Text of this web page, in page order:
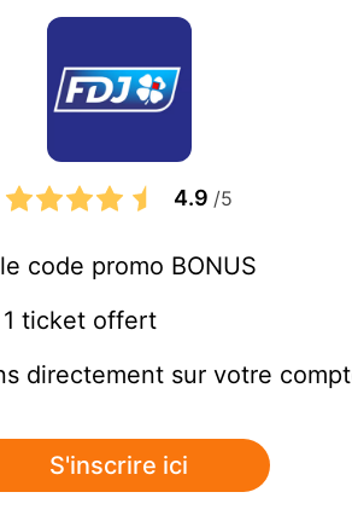
4.9 /5
code promo BONUS
ticket offert
directement sur votre
S'inscrire ici